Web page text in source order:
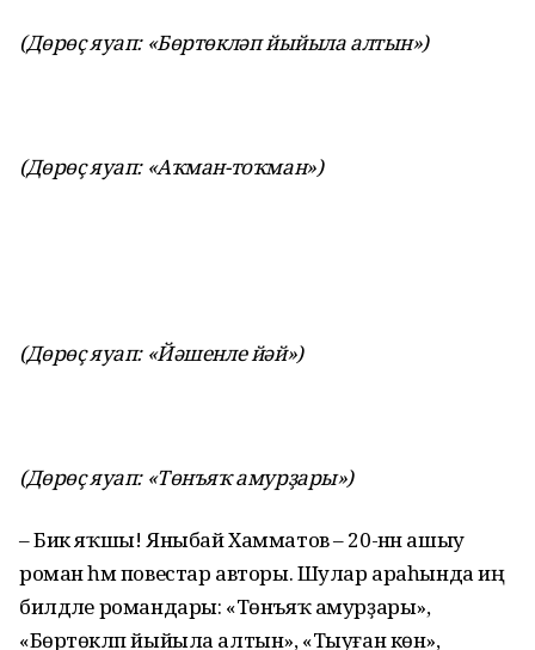
(Дөрөҫ яуап: «Бөртөкләп йыйыла алтын»)
(Дөрөҫ яуап: «Аҡман-тоҡман»)
(Дөрөҫ яуап: «Йәшенле йәй»)
(Дөрөҫ яуап: «Төнъяҡ амурҙары»)
– Бик яҡшы! Яныбай Хамматов – 20-нән ашыу
роман һәм повестар авторы. Шулар араһында иң
билдәле романдары: «Төнъяҡ амурҙары»,
«Бөртөкләп йыйыла алтын», «Тыуған көн»,